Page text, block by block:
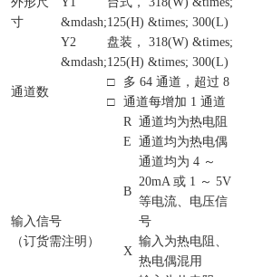
寸
&mdash;125(H) &times; 300(L)
Y2
&mdash;
盘装， 318(W) &times;
125(H) &times; 300(L)
通道数
□
□
多 64 通道，超过 8
通道每增加 1 通道
输入信号
（订货需注明）
R 通道均为热电阻
E 通道均为热电偶
B
通道均为 4 ～
20mA 或 1 ～ 5V
等电流、电压信
号
X
输入为热电阻、
热电偶混用